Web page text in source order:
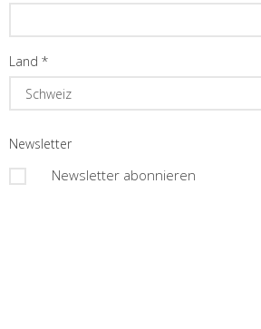
Land *
Newsletter
Newsletter abonnieren